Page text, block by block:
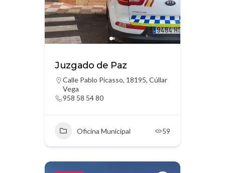
Juzgado de Paz
Calle Pablo Picasso, 18195, Cúllar
Vega
958 58 54 80
Oficina Municipal 59